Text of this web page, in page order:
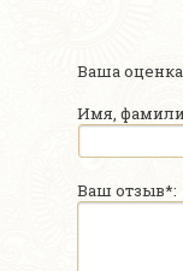
Ваша
Имя,
Ваш отзыв*: